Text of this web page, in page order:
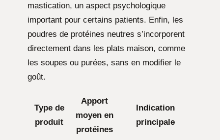
mastication, un aspect psychologique
important pour certains patients. Enfin, les
poudres de protéines neutres s’incorporent
directement dans les plats maison, comme
les soupes ou purées, sans en modifier le
goût.
Type de
produit
Apport
moyen en
protéines
Indication
principale